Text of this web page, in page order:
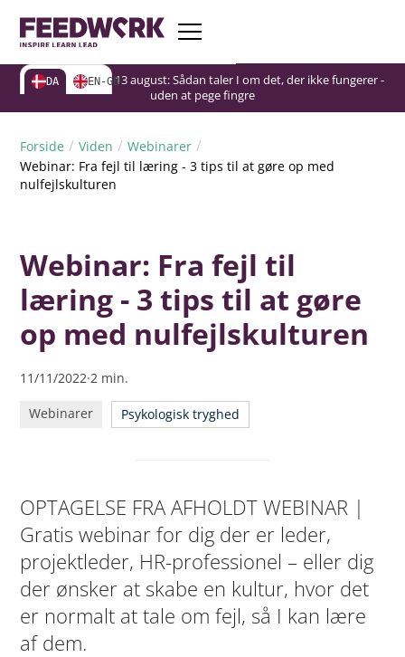
DA EN-GB
Gratis webinar d. 13 august: Sådan taler I om det, der ikke fungerer -
uden at pege fingre
Forside / Viden / Webinarer /
Webinar: Fra fejl til læring - 3 tips til at gøre op med
nulfejlskulturen
Webinar: Fra fejl til
læring - 3 tips til at gøre
op med nulfejlskulturen
11/11/2022·2 min.
Webinarer Psykologisk tryghed
OPTAGELSE FRA AFHOLDT WEBINAR |
Gratis webinar for dig der er leder,
projektleder, HR-professionel – eller dig
der ønsker at skabe en kultur, hvor det
er normalt at tale om fejl, så I kan lære
af dem.
Gratis webinar d. 13 august: Sådan taler I om det, der ikke fungerer -
uden at pege fingre
Gratis webinar d. 13 august: Sådan taler I om det, der ikke fungerer -
uden at pege fingre